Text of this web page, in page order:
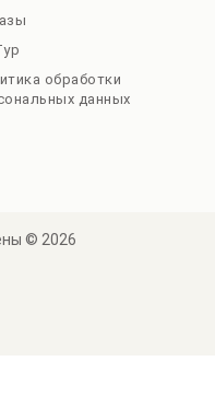
обработки
данных
© 2026